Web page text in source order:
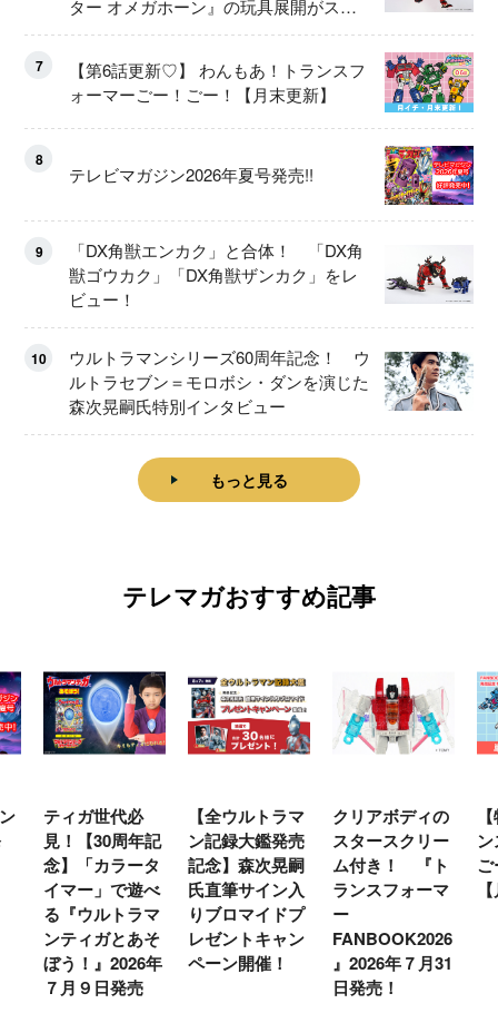
ター オメガホーン』の玩具展開がスタ
ート！
7
【第6話更新♡】 わんもあ！トランスフ
ォーマーごー！ごー！【月末更新】
8
テレビマガジン2026年夏号発売!!
9
「DX角獣エンカク」と合体！ 「DX角
獣ゴウカク」「DX角獣ザンカク」をレ
ビュー！
10
ウルトラマンシリーズ60周年記念！ ウ
ルトラセブン＝モロボシ・ダンを演じた
森次晃嗣氏特別インタビュー
もっと見る
テレマガおすすめ記事
ィガ世代必
！【30周年記
】「カラータ
マー」で遊べ
『ウルトラマ
ティガとあそ
う！』2026年
月９日発売
【全ウルトラマ
ン記録大鑑発売
記念】森次晃嗣
氏直筆サイン入
りブロマイドプ
レゼントキャン
ペーン開催！
クリアボディの
スタースクリー
ム付き！ 『ト
ランスフォーマ
ー
FANBOOK2026
』2026年７月31
日発売！
【特別
ンスフ
ごー！
【月イ